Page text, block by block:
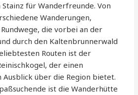
für Wanderfreunde. Von
Wanderungen,
die vorbei an der
durch den Kaltenbrunnerwald
Routen ist der
der einen
über die Region bietet.
ist die Wanderhütte